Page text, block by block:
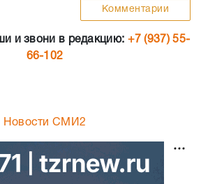
Комментарии
и звони в редакцию: +7 (937) 55-
66-102
Новости СМИ2